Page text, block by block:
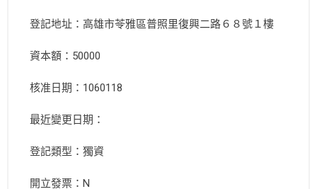
登記地址：高雄市苓雅區普照里復興二路６８號１樓
資本額：50000
核准日期：1060118
最近變更日期：
登記類型：獨資
開立發票：N